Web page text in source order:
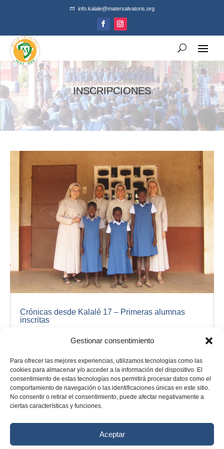
Gestionar consentimiento
Para ofrecer las mejores experiencias, utilizamos tecnologías como las
cookies para almacenar y/o acceder a la información del dispositivo. El
consentimiento de estas tecnologías nos permitirá procesar datos como el
comportamiento de navegación o las identificaciones únicas en este sitio.
No consentir o retirar el consentimiento, puede afectar negativamente a
ciertas características y funciones.
Aceptar
info.kalale@matersalvatoris.org
INSCRIPCIONES
Crónicas desde Kalalé 17 – Primeras alumnas
inscritas
Celebramos con toda la Iglesia el domingo 2 de febrero,
procesión de entrada, las niñas...
LEER MÁS